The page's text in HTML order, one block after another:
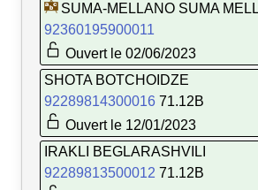
SUMA-MELLANO SUMA
92360195900011
Ouvert le 02/06/2023
SHOTA BOTCHOIDZE
92289814300016 71.12B
Ouvert le 12/01/2023
IRAKLI BEGLARASHVILI
92289813500012 71.12B